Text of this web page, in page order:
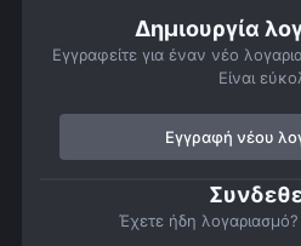
Δημιουργία
Εγγραφείτε για έναν νέο
Είναι
Εγγραφή νέου
Έχετε ήδη